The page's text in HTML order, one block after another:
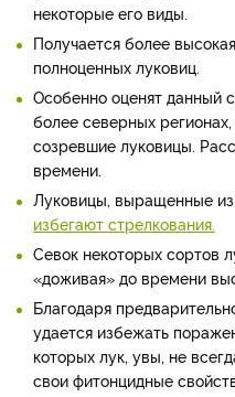
некоторые его виды.
Получается более
полноценных луковиц.
Особенно оценят данный
более северных
созревшие луковицы.
времени.
Луковицы, выращенные
избегают стрелкования.
Севок некоторых сортов
«доживая» до времени
Благодаря
удается избежать
которых лук, увы, не
свои фитонцидные